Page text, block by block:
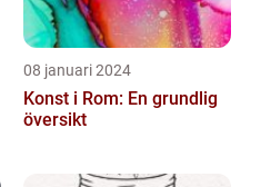
08 januari 2024
Konst i Rom: En grundlig
översikt